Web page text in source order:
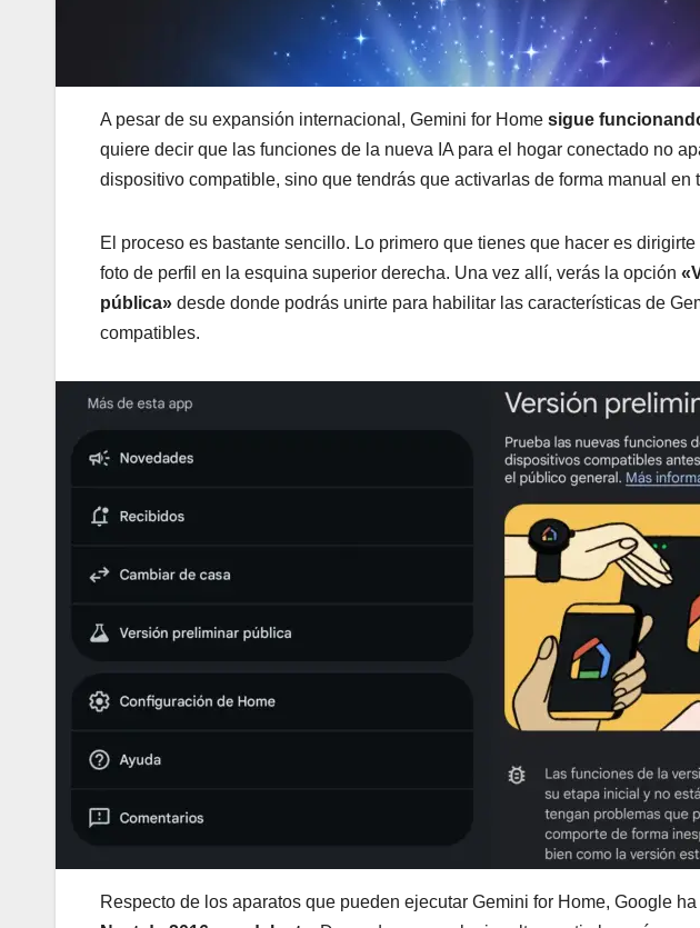
A pesar de su expansión internacional, Gemini for Home sigue
quiere decir que las funciones de la nueva IA para el hogar conectado no
dispositivo compatible, sino que tendrás que activarlas de forma manual en
El proceso es bastante sencillo. Lo primero que tienes que hacer es
foto de perfil en la esquina superior derecha. Una vez allí, verás la opción
pública» desde donde podrás unirte para habilitar las características de
compatibles.
Respecto de los aparatos que pueden ejecutar Gemini for Home, Google